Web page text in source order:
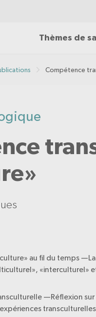
Thèmes de
Compétence
au fil du temps
«interculturel»
—Réflexion sur
transculturelles